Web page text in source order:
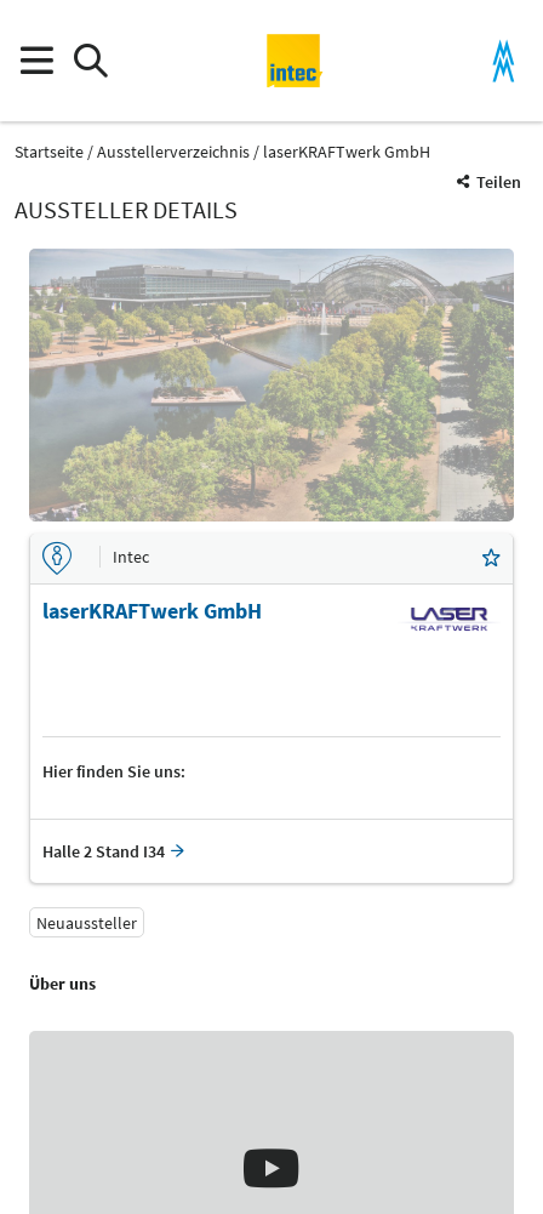
Startseite Ausstellerverzeichnis
laserKRAFTwerk GmbH
Teilen
AUSSTELLER DETAILS
Intec
laserKRAFTwerk GmbH
Hier finden Sie uns:
Halle 2 Stand I34
Neuaussteller
Über uns